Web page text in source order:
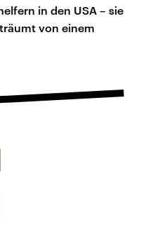
in den USA – sie
von einem